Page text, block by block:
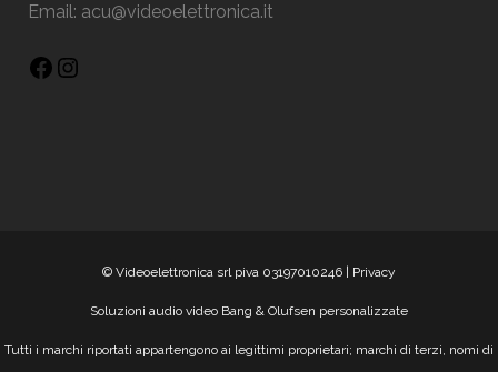
Email: acu@videoelettronica.it
© Videoelettronica srl piva 03197010246 | Privacy
Soluzioni audio video Bang & Olufsen personalizzate
Tutti i marchi riportati appartengono ai legittimi proprietari; marchi di terzi, nomi di